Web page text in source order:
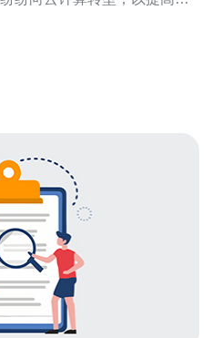
我们为您总结的三大精华：